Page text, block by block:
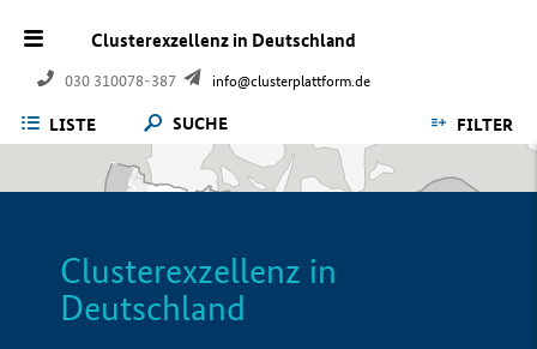
Clusterexzellenz in Deutschland
030 310078-387 info@clusterplattform.de
LISTE SUCHE FILTER
Clusterexzellenz in
Deutschland